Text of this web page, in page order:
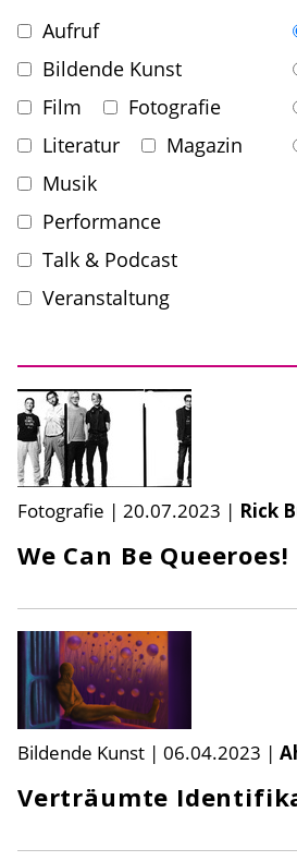
Aufruf
Bildende Kunst
Film
Fotografie
Literatur
Magazin
Musik
Performance
Talk & Podcast
Veranstaltung
Fotografie | 20.07.2023 | Rick
We Can Be Queeroes!
Bildende Kunst | 06.04.2023 |
Verträumte